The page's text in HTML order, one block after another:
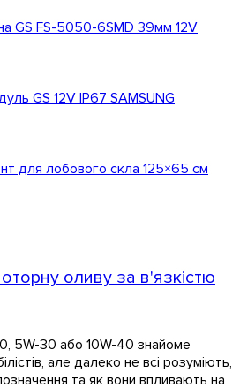
GS FS-5050-6SMD 39мм 12V
GS 12V IP67 SAMSUNG
для лобового скла 125×65 см
оливу за в'язкістю
5W-30 або 10W-40 знайоме
але далеко не всі розуміють,
та як вони впливають на